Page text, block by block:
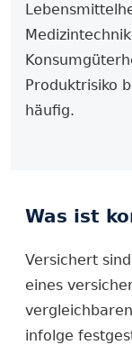
Produktrisiko
häufig.
Was ist
Versichert
eines
infolge